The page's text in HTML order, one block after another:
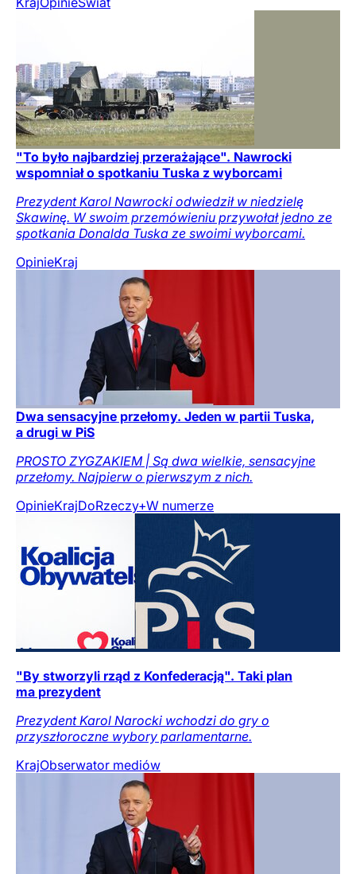
"To było najbardziej przerażające". Nawrocki
wspomniał o spotkaniu Tuska z wyborcami
Prezydent Karol Nawrocki odwiedził w niedzielę
Skawinę. W swoim przemówieniu przywołał jedno ze
spotkania Donalda Tuska ze swoimi wyborcami.
OpinieKraj
Dwa sensacyjne przełomy. Jeden w partii Tuska,
a drugi w PiS
PROSTO ZYGZAKIEM | Są dwa wielkie, sensacyjne
przełomy. Najpierw o pierwszym z nich.
OpinieKrajDoRzeczy+W numerze
"By stworzyli rząd z Konfederacją". Taki plan
ma prezydent
Prezydent Karol Narocki wchodzi do gry o
przyszłoroczne wybory parlamentarne.
KrajObserwator mediów